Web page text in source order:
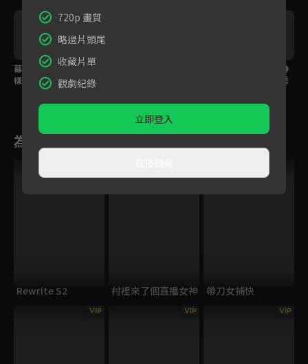
幕後花絮：棚拍美照這
樣出生！排舞練習根本
喜劇現場
幕後花絮：宅男與女神
的房間大公開！禮豐秀
為您推薦
Rewrite S2 村裡來了個直播女神 帶刀女捕快
VIP VIP VIP
720p 畫質
略過片頭尾
收藏片單
觀劇紀錄
立即登入